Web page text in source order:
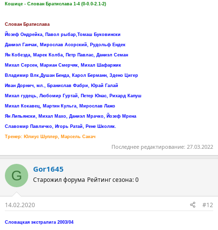
Кошице - Слован Братислава 1-4 (0-0.0-2.1-2)
Слован Братислава
Йозеф Ондрейка, Павол рыбар,Томаш Буковински
Даниэл Ганчак, Мирослав Асорский, Рудольф Ендек
Ян Кобезда, Марек Колба, Петр Павлас, Даниэл Семан
Михал Серсен, Мариан Смерчяк, Михал Шафаржик
Владимир Влк,Душан Бенда, Карол Берманн, Здено Цигер
Иван Дорнич, мл., Бранислав Фабри, Юрай Галай
Михал гудець, Любомир Гуртай, Петер Юнас, Рихард Капуш
Михал Кокавец, Мартин Кульга, Мирослав Лажо
Ян Липьянски, Михал Махо, Даниэл Мрачко, Йозеф Мрена
Славомир Павличко, Игорь Ратай, Рене Школяк.
Тренер: Юлиус Шуплер, Марсель Сакач
Последнее редактирование: 27.03.2022
G Gor1645
Старожил форума Рейтинг сезона: 0
14.02.2020 #12
Словацкая экстралига 2003/04